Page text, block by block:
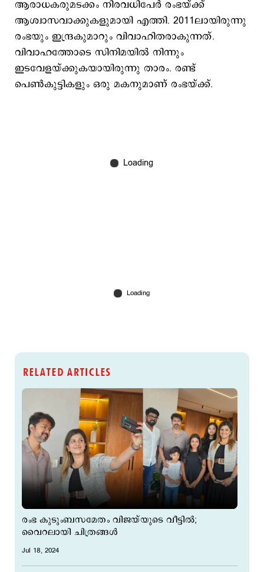
ആരാധകരുമടക്കം നിരവധിപേർ രംഭയ്ക്ക്
ആശ്വാസവാക്കുകളുമായി എത്തി. 2011ലായിരുന്നു
രംഭയും ഇന്ദ്രകുമാറും വിവാഹിതരാകുന്നത്.
വിവാഹത്തോടെ സിനിമയില്‍ നിന്നും
ഇടവേളയ്ക്കുകയായിരുന്നു താരം. രണ്ട്
പെണ്‍കുട്ടികളും ഒരു മകനുമാണ് രംഭയ്ക്ക്.
RELATED ARTICLES
രംഭ കുടുംബസമേതം വിജയ്‌യുടെ വീട്ടില്‍;
വൈറലായി ചിത്രങ്ങള്‍
Jul 18, 2024